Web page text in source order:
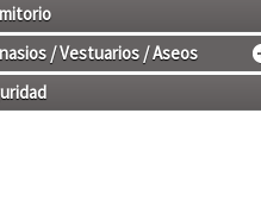
/ Vestuarios / Aseos